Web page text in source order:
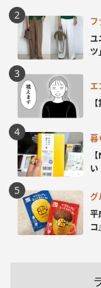
フ
ユ
ツ
エ
暮
グ
平
コ